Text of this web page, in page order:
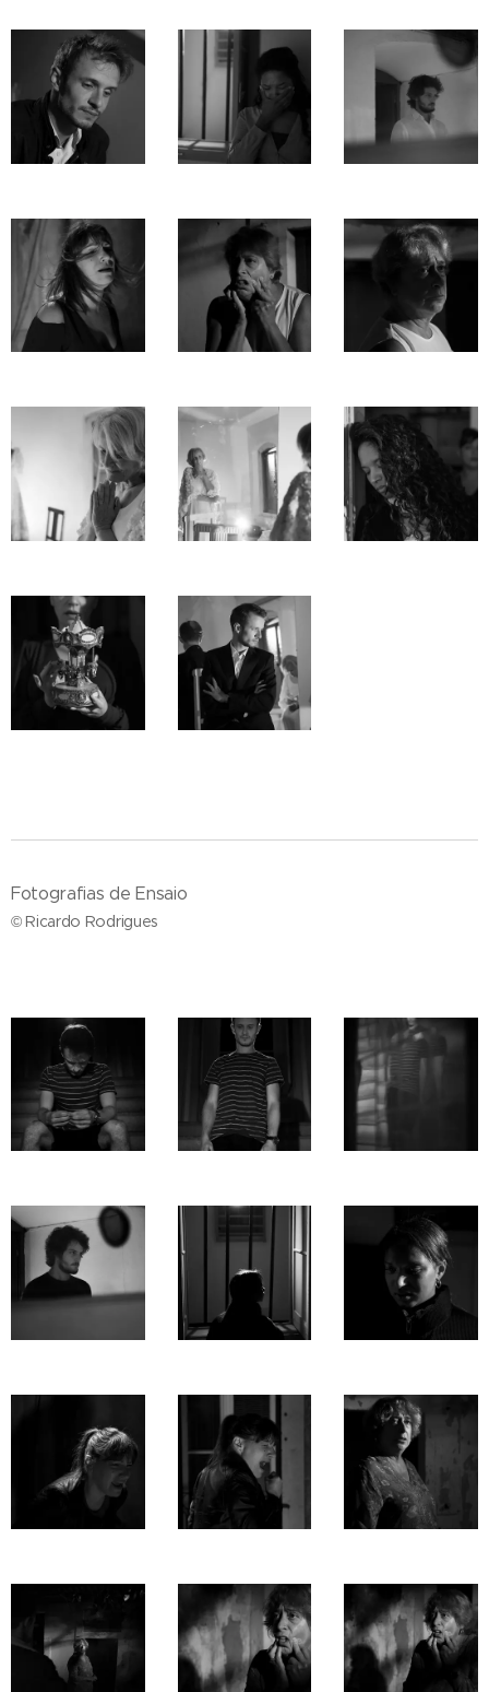
Fotografias de Ensaio
© Ricardo Rodrigues